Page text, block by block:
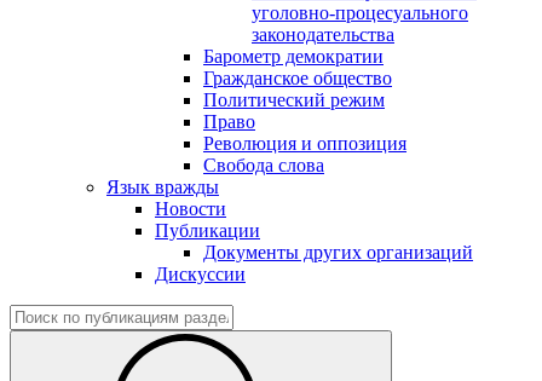
уголовно-процесуального
законодательства
Барометр демократии
Гражданское общество
Политический режим
Право
Революция и оппозиция
Свобода слова
Язык вражды
Новости
Публикации
Документы других организаций
Дискуссии